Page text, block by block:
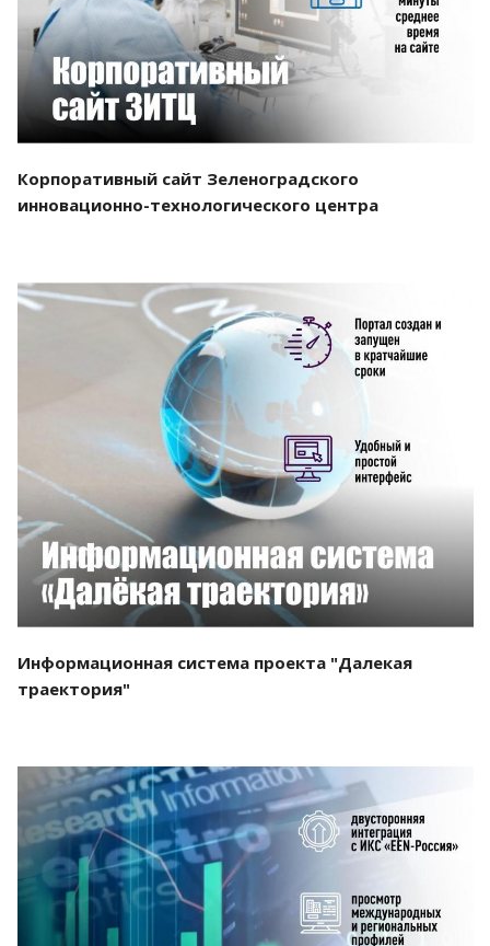
Корпоративный сайт Зеленоградского
инновационно-технологического центра
Смотреть проект
Информационная система проекта "Далекая
траектория"